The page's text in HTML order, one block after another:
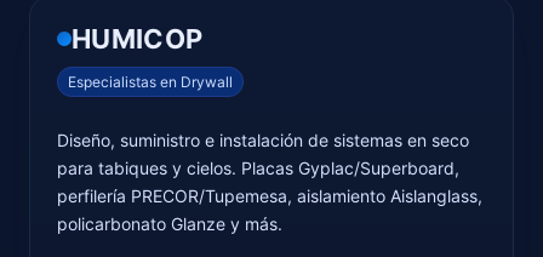
HUMICOP
Especialistas en Drywall
Diseño, suministro e instalación de sistemas en seco
para tabiques y cielos. Placas Gyplac/Superboard,
perfilería PRECOR/Tupemesa, aislamiento Aislanglass,
policarbonato Glanze y más.